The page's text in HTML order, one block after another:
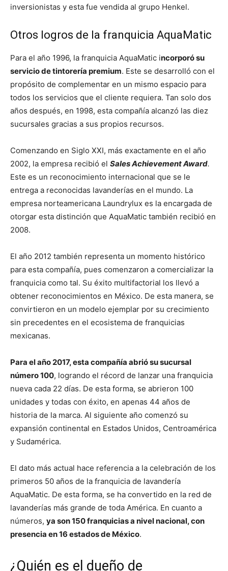
inversionistas y esta fue vendida al grupo Henkel.
Otros logros de la franquicia AquaMatic
Para el año 1996, la franquicia AquaMatic incorporó su
servicio de tintorería premium. Este se desarrolló con el
propósito de complementar en un mismo espacio para
todos los servicios que el cliente requiera. Tan solo dos
años después, en 1998, esta compañía alcanzó las diez
sucursales gracias a sus propios recursos.
Comenzando en Siglo XXI, más exactamente en el año
2002, la empresa recibió el Sales Achievement Award.
Este es un reconocimiento internacional que se le
entrega a reconocidas lavanderías en el mundo. La
empresa norteamericana Laundrylux es la encargada de
otorgar esta distinción que AquaMatic también recibió en
2008.
El año 2012 también representa un momento histórico
para esta compañía, pues comenzaron a comercializar la
franquicia como tal. Su éxito multifactorial los llevó a
obtener reconocimientos en México. De esta manera, se
convirtieron en un modelo ejemplar por su crecimiento
sin precedentes en el ecosistema de franquicias
mexicanas.
Para el año 2017, esta compañía abrió su sucursal
número 100, logrando el récord de lanzar una franquicia
nueva cada 22 días. De esta forma, se abrieron 100
unidades y todas con éxito, en apenas 44 años de
historia de la marca. Al siguiente año comenzó su
expansión continental en Estados Unidos, Centroamérica
y Sudamérica.
El dato más actual hace referencia a la celebración de los
primeros 50 años de la franquicia de lavandería
AquaMatic. De esta forma, se ha convertido en la red de
lavanderías más grande de toda América. En cuanto a
números, ya son 150 franquicias a nivel nacional, con
presencia en 16 estados de México.
¿Quién es el dueño de